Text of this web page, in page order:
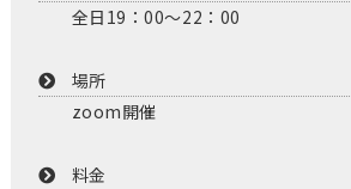
全日19：00～22：00
場所
zoom開催
料金